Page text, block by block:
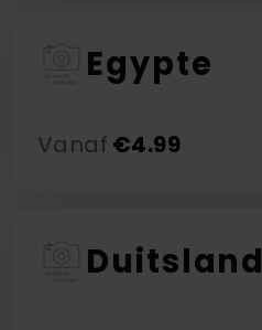
Egypte
Vanaf €4.99
Duitsland